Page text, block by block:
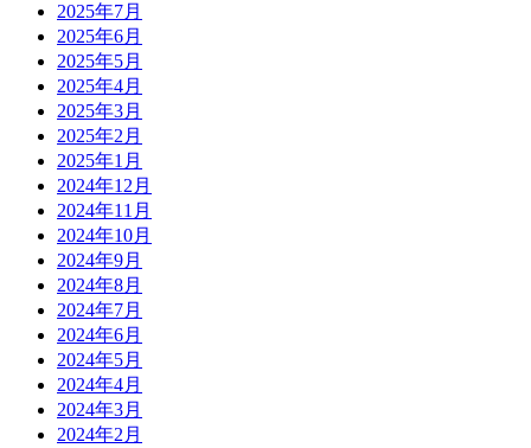
2025年7月
2025年6月
2025年5月
2025年4月
2025年3月
2025年2月
2025年1月
2024年12月
2024年11月
2024年10月
2024年9月
2024年8月
2024年7月
2024年6月
2024年5月
2024年4月
2024年3月
2024年2月